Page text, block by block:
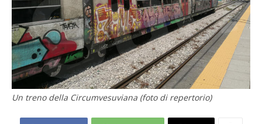
Un treno della Circumvesuviana (foto di repertorio)